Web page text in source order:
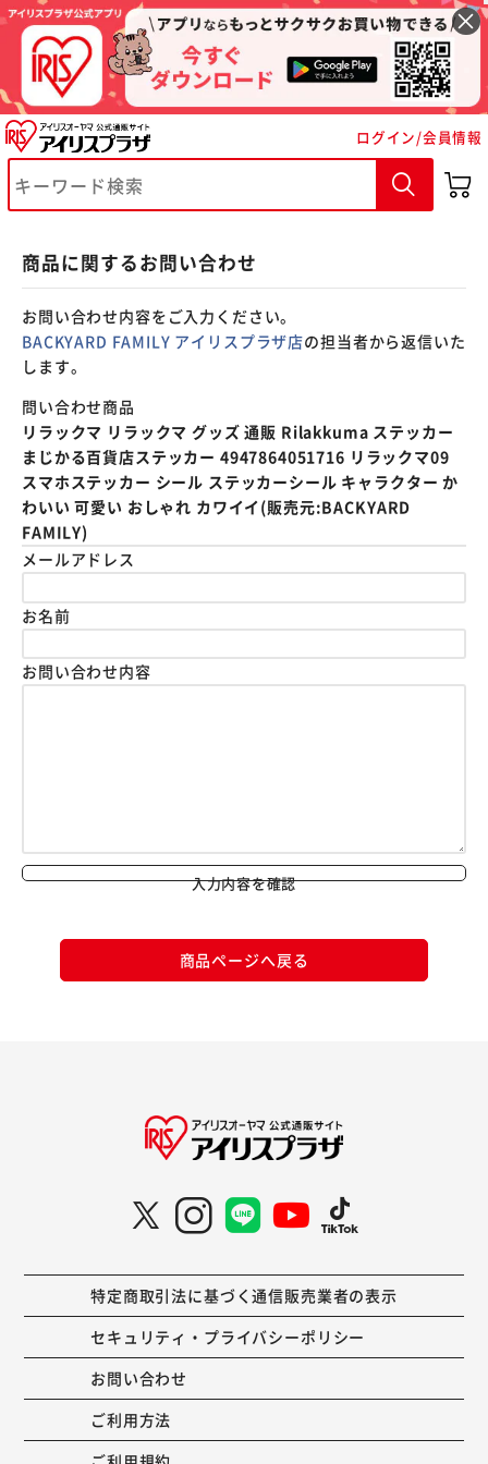
ログイン/会員情報
商品に関するお問い合わせ
お問い合わせ内容をご入力ください。
BACKYARD FAMILY アイリスプラザ店の担当者から返信いた
します。
問い合わせ商品
リラックマ リラックマ グッズ 通販 Rilakkuma ステッカー
まじかる百貨店ステッカー 4947864051716 リラックマ09
スマホステッカー シール ステッカーシール キャラクター か
わいい 可愛い おしゃれ カワイイ(販売元:BACKYARD
FAMILY)
メールアドレス
お名前
お問い合わせ内容
入力内容を確認
商品ページへ戻る
特定商取引法に基づく通信販売業者の表示
セキュリティ・プライバシーポリシー
お問い合わせ
ご利用方法
※ご確認ください
カートに入れる